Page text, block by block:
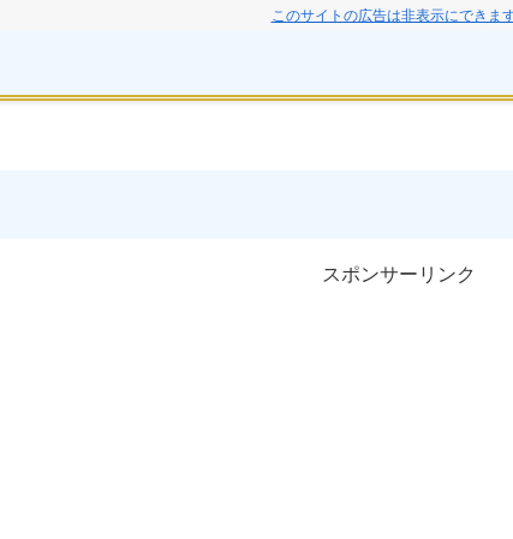
このサイトの広告は非表示にできま
スポンサーリンク